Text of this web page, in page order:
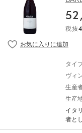
経て
最高
ます。 9つの単一畑のワインを最も軽快な
から
RIO
SILI (
ァーノ) 「バルバレスコ・リゼルヴァ
質の
洗練
代表
地区に
伝統
テル
の出
グラ
の畑
し、
合で
セラ
林床
り、
税抜
タイ
ヴィ
生産
生産
イタリア
者と
ガヤ